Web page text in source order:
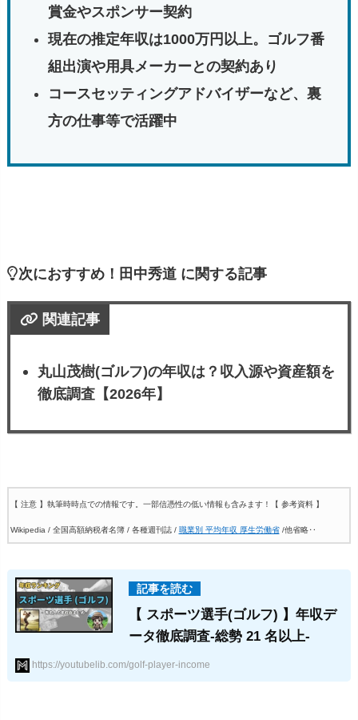
賞金やスポンサー契約
現在の推定年収は1000万円以上。ゴルフ番
組出演や用具メーカーとの契約あり
コースセッティングアドバイザーなど、裏
方の仕事等で活躍中
次におすすめ！田中秀道 に関する記事
関連記事
丸山茂樹(ゴルフ)の年収は？収入源や資産額を
徹底調査【2026年】
【 注意 】執筆時時点での情報です。一部信憑性の低い情報も含みます！ 【 参考資料 】
Wikipedia / 全国高額納税者名簿 / 各種週刊誌 / 職業別 平均年収 厚生労働省/他省略‥
【 スポーツ選手(ゴルフ) 】年収デ
ータ徹底調査-総勢 21 名以上-
https://youtubelib.com/golf-player-income